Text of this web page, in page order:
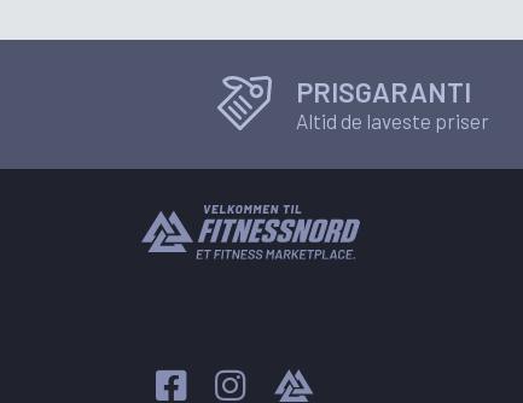
PRISGARANTI
Altid de laveste priser